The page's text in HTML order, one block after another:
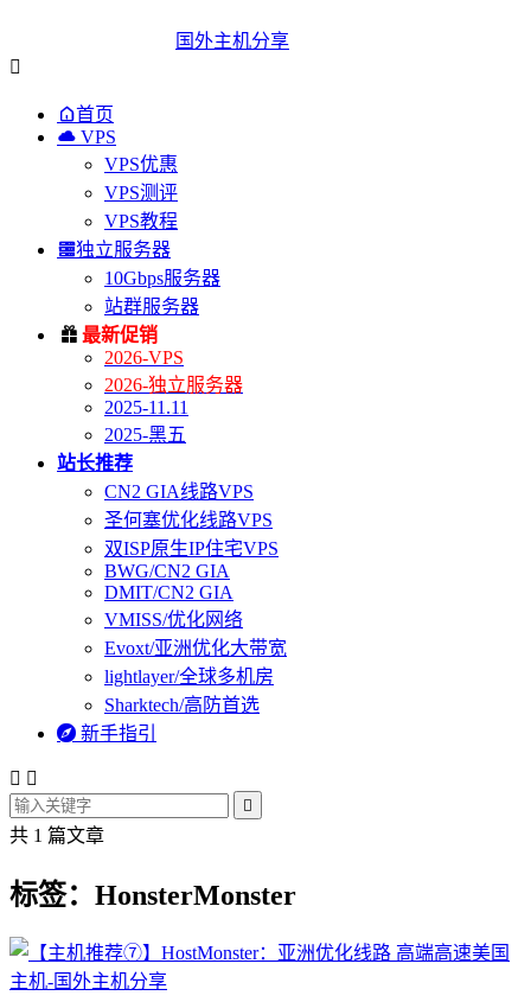
国外主机分享

首页
 VPS
VPS优惠
VPS测评
VPS教程
独立服务器
10Gbps服务器
站群服务器
 最新促销
2026-VPS
2026-独立服务器
2025-11.11
2025-黑五
站长推荐
CN2 GIA线路VPS
圣何塞优化线路VPS
双ISP原生IP住宅VPS
BWG/CN2 GIA
DMIT/CN2 GIA
VMISS/优化网络
Evoxt/亚洲优化大带宽
lightlayer/全球多机房
Sharktech/高防首选
 新手指引
 

共 1 篇文章
标签：HonsterMonster